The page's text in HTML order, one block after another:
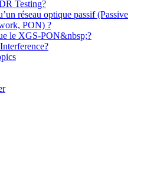
Testing?
réseau optique passif (Passive
PON) ?
le XGS-PON&nbsp;?